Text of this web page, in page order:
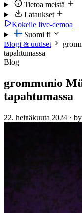
Tietoa meistä
Lataukset
Kokeile live-demoa
Suomi fi
Blogi & uutiset
tapahtumassa
Blog
grommunio
tapahtumassa
22. heinäkuuta 2024 ·